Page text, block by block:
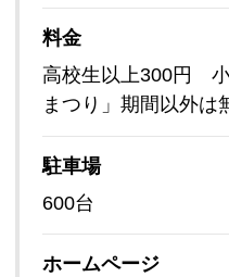
料金
高校生以上300円
まつり」期間以外は
駐車場
600台
ホームページ